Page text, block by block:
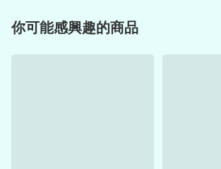
你可能感興趣的商品